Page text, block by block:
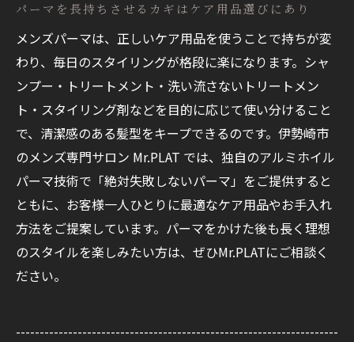
パーマを長持ちさせるカギはケア用品選びにあり
メンズパーマは、正しいケア用品を使うことで持ちが変
わり、毎日のスタイリングが格段に楽になります。シャ
ンプー・トリートメント・洗い流さないトリートメン
ト・スタイリング剤などを目的に応じて使い分けること
で、清潔感のある髪型をキープできるのです。伊勢崎市
のメンズ専門サロン Mr.PLAT では、独自のアルミホイル
パーマ技術で「絶対失敗しないパーマ」をご提供すると
ともに、お客様一人ひとりに最適なケア用品やお手入れ
方法をご提案しています。パーマをかけた後も長く理想
のスタイルを楽しみたい方は、ぜひMr.PLATにご相談く
ださい。
--------------------------------------------------------------------